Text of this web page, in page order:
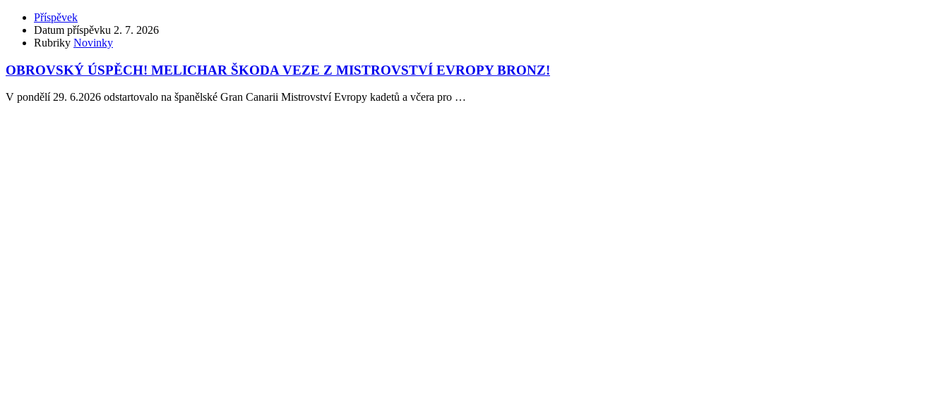
Příspěvek
Datum příspěvku 2. 7. 2026
Rubriky Novinky
OBROVSKÝ ÚSPĚCH! MELICHAR ŠKODA VEZE Z MISTROVSTVÍ EVROPY BRONZ!
V pondělí 29. 6.2026 odstartovalo na španělské Gran Canarii Mistrovství Evropy kadetů a včera pro …